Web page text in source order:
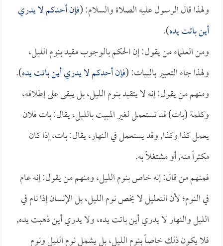
ولهذا قال الرسول عليه الصلاة والسلام: (فإن أحدكم لا يدري
أين باتت يده).
ومن العلماء من يقول: إن الحكم بالوجوب مقيد بنوم الليل،
ولهذا جاء التعبير بالبيات: (فإن أحدكم لا يدري أين باتت يده).
ومنهم من يقول: إنه لا يتقيد بنوم الليل، بل يبقى على إطلاقه،
وكلمة (بات) قد تستعمل لغير المبيت بالليل، يقال: بات فلان
يعمل كذا وكذا, وقد يستعمل في النهار، يقال: بات، إذا كان
مكثراً منه, أو مشتغلاً به.
فمنهم من قال: إنه خاص بنوم الليل، ومنهم من يقول: إنه عام
في النوم؛ لأن التعليل لا يخص نوم الليل، بل الإنسان إذا نام في
الليل والنهار لا يدري أين باتت يده، ولا يدري أين ذهبت يده,
فلا يكون ذلك خاصاً بنوم الليل، بل يشمل نوم الليل ونوم